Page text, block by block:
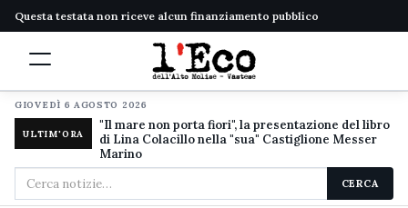
Questa testata non riceve alcun finanziamento pubblico
GIOVEDÌ 6 AGOSTO 2026
ULTIM'ORA
"Il mare non porta fiori", la presentazione del libro
di Lina Colacillo nella "sua" Castiglione Messer
Marino
Cerca
nel
CERCA